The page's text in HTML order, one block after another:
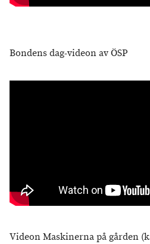
Bondens dag-videon av ÖSP
Videon Maskinerna på gården